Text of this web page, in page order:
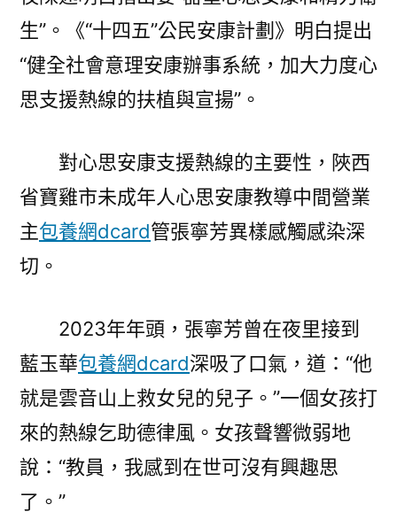
安
康
支
生”。《“十四五”公民安康計劃》明白提出
“健全社會意理安康辦事系統，加大力度心
思支援熱線的扶植與宣揚”。
對心思安康支援熱線的主要性，陜西
省寶雞市未成年人心思安康教導中間營業
主包養網dcard管張寧芳異樣感觸感染深
切。
2023年年頭，張寧芳曾在夜里接到
藍玉華包養網dcard深吸了口氣，道：“他
就是雲音山上救女兒的兒子。”一個女孩打
來的熱線乞助德律風。女孩聲響微弱地
說：“教員，我感到在世可沒有興趣思
了。”